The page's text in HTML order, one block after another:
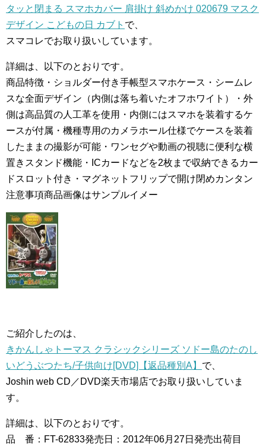
タッと閉まる スマホカバー 肩掛け 斜めかけ 020679 マスク
デザイン こどもの日 カブト で、
スマコレでお取り扱いしています。
詳細は、以下のとおりです。
商品特徴・ショルダー付き手帳型スマホケース・シームレ
スな全面デザイン（内側は落ち着いたオフホワイト）・外
側は高品質の人工革を使用・内側にはスマホを装着するケ
ースが付属・機種専用のカメラホール仕様でケースを装着
したままの撮影が可能・ワンセグや動画の視聴に便利な横
置きスタンド機能・ICカードなどを2枚まで収納できるカー
ドスロット付き・マグネットフリップで開け閉めカンタン
注意事項商品画像はサンプルイメー
ご紹介したのは、
きかんしゃトーマス クラシックシリーズ ソドー島のたのし
いどうぶつたち/子供向け[DVD]【返品種別A】 で、
Joshin web CD／DVD楽天市場店でお取り扱いしていま
す。
詳細は、以下のとおりです。
品 番：FT-62833発売日：2012年06月27日発売出荷目